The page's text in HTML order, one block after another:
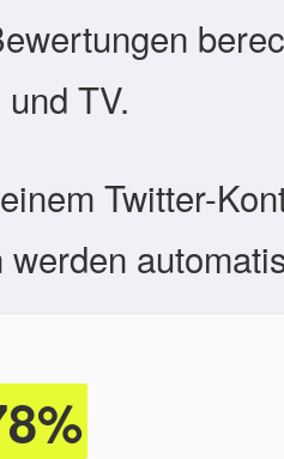
TV.
Twitter-
werden